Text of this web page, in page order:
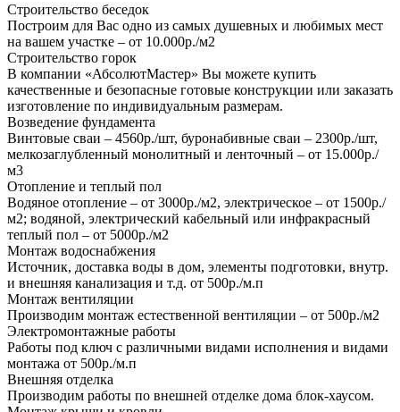
Строительство беседок
Построим для Вас одно из самых душевных и любимых мест
на вашем участке – от 10.000р./м2
Строительство горок
В компании «АбсолютМастер» Вы можете купить
качественные и безопасные готовые конструкции или заказать
изготовление по индивидуальным размерам.
Возведение фундамента
Винтовые сваи – 4560р./шт, буронабивные сваи – 2300р./шт,
мелкозаглубленный монолитный и ленточный – от 15.000р./
м3
Отопление и теплый пол
Водяное отопление – от 3000р./м2, электрическое – от 1500р./
м2; водяной, электрический кабельный или инфракрасный
теплый пол – от 5000р./м2
Монтаж водоснабжения
Источник, доставка воды в дом, элементы подготовки, внутр.
и внешняя канализация и т.д. от 500р./м.п
Монтаж вентиляции
Производим монтаж естественной вентиляции – от 500р./м2
Электромонтажные работы
Работы под ключ с различными видами исполнения и видами
монтажа от 500р./м.п
Внешняя отделка
Производим работы по внешней отделке дома блок-хаусом.